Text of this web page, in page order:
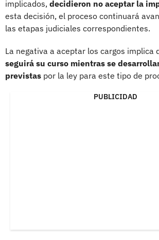
implicados, decidieron no aceptar la
esta decisión, el proceso continuará
las etapas judiciales correspondientes.
La negativa a aceptar los cargos implica
seguirá su curso mientras se
previstas por la ley para este tipo de
PUBLICIDAD